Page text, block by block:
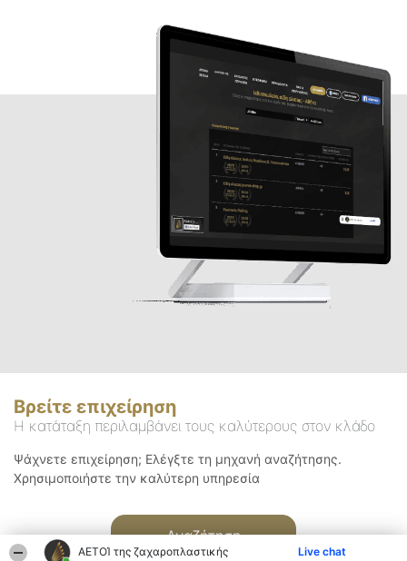
ΑΕΤΟΊ της ζαχαροπλαστικής Live chat
Βρείτε επιχείρηση
Η κατάταξη περιλαμβάνει τους καλύτερους στον κλάδο
Ψάχνετε επιχείρηση; Ελέγξτε τη μηχανή αναζήτησης.
Χρησιμοποιήστε την καλύτερη υπηρεσία
Αναζήτηση